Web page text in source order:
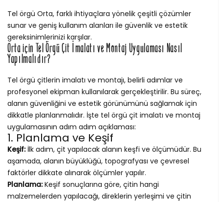
Tel örgü Orta, farklı ihtiyaçlara yönelik çeşitli çözümler
sunar ve geniş kullanım alanları ile güvenlik ve estetik
gereksinimlerinizi karşılar.
Orta için Tel Örgü Çit İmalatı ve Montaj Uygulaması Nasıl
Yapılmalıdır?
Tel örgü çitlerin imalatı ve montajı, belirli adımlar ve
profesyonel ekipman kullanılarak gerçekleştirilir. Bu süreç,
alanın güvenliğini ve estetik görünümünü sağlamak için
dikkatle planlanmalıdır. İşte tel örgü çit imalatı ve montaj
uygulamasının adım adım açıklaması:
1. Planlama ve Keşif
Keşif:İlk adım, çit yapılacak alanın keşfi ve ölçümüdür. Bu
aşamada, alanın büyüklüğü, topografyası ve çevresel
faktörler dikkate alınarak ölçümler yapılır.
Planlama:Keşif sonuçlarına göre, çitin hangi
malzemelerden yapılacağı, direklerin yerleşimi ve çitin